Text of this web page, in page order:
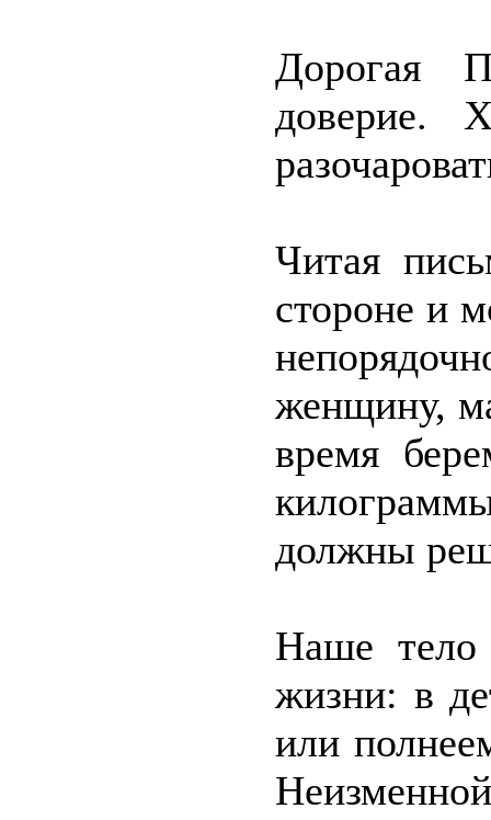
Дорогая
доверие.
Читая
стороне и
женщину,
время
должны
Наше тело
жизни: в
или